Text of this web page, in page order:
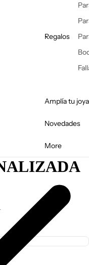
Regalos
Amplía tu joya
Novedades
More